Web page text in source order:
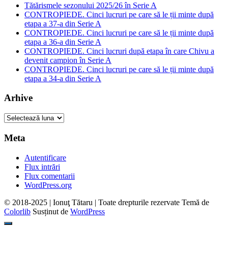
Tătărismele sezonului 2025/26 în Serie A
CONTROPIEDE. Cinci lucruri pe care să le ții minte după
etapa a 37-a din Serie A
CONTROPIEDE. Cinci lucruri pe care să le ții minte după
etapa a 36-a din Serie A
CONTROPIEDE. Cinci lucruri după etapa în care Chivu a
devenit campion în Serie A
CONTROPIEDE. Cinci lucruri pe care să le ții minte după
etapa a 34-a din Serie A
Arhive
Arhive
Meta
Autentificare
Flux intrări
Flux comentarii
WordPress.org
© 2018-2025 | Ionuţ Tătaru | Toate drepturile rezervate Temă de
Colorlib Susținut de WordPress